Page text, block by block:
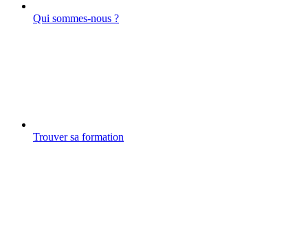
Qui sommes-nous ?
Trouver sa formation